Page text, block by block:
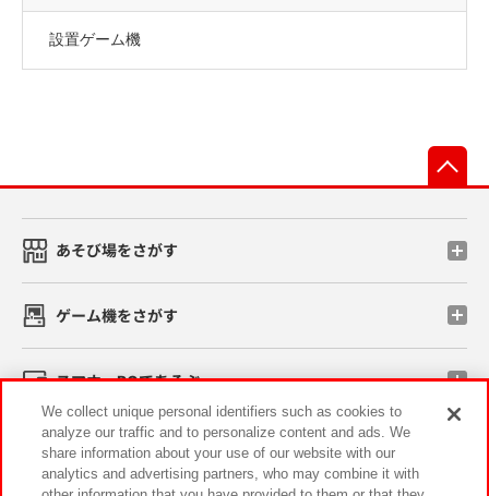
設置ゲーム機
あそび場をさがす
ゲーム機をさがす
スマホ・PCであそぶ
イベント・キャンペーン
We collect unique personal identifiers such as cookies to
analyze our traffic and to personalize content and ads. We
share information about your use of our website with our
analytics and advertising partners, who may combine it with